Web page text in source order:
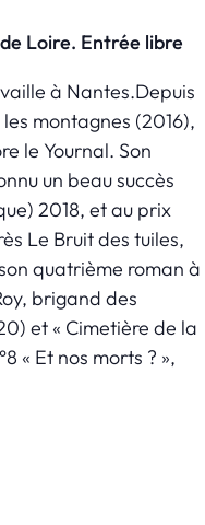
Loire. Entrée libre
à Nantes.Depuis
montagnes (2016),
le Yournal. Son
un beau succès
2018, et au prix
Le Bruit des tuiles,
quatrième roman à
brigand des
et « Cimetière de la
« Et nos morts ? »,